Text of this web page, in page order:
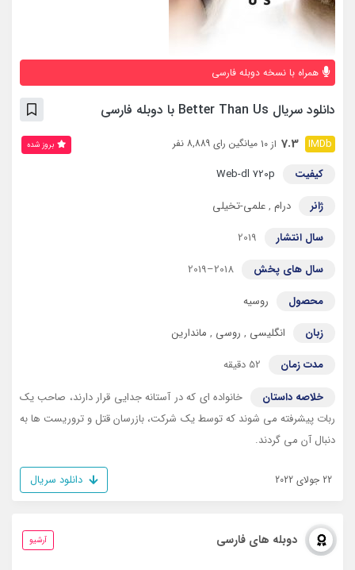
همراه با نسخه دوبله فارسی
دانلود سریال Better Than Us با دوبله فارسی
7.3 از 10 میانگین رای 8,889 نفر
کیفیت
Web-dl 720p
ژانر
درام ,علمی-تخیلی
سال انتشار
2019
سال های پخش
2018–2019
محصول
روسیه
زبان
انگلیسی , روسی , ماندارین
مدت زمان
52 دقیقه
خلاصه داستان
خانواده ای که در آستانه جدایی قرار دارند، صاحب یک
ربات پیشرفته می شوند که توسط یک شرکت، بازرسان قتل و تروریست ها به
دنبال آن می گردند.
بروز‌ شده
22 جولای 2022 دانلود سریال
دوبله های فارسی آرشیو